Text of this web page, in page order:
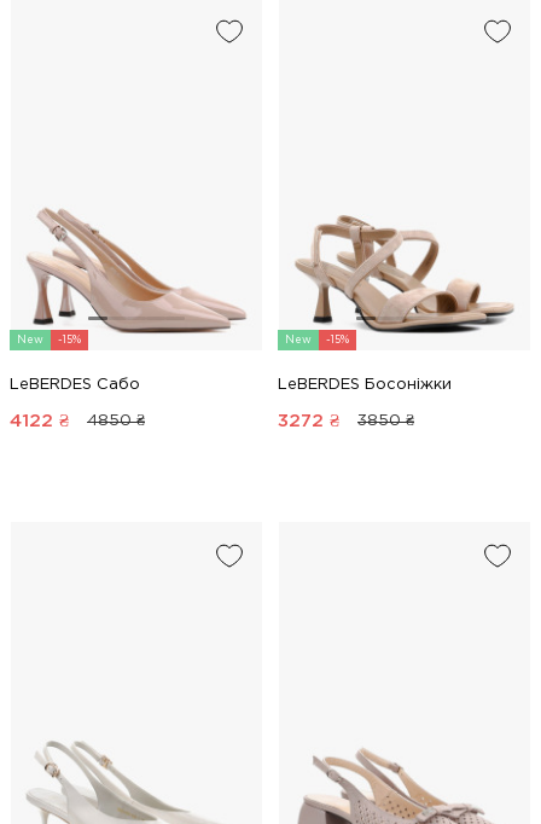
New -15%
LeBERDES Сабо
4122 ₴ 4850 ₴
New -15%
LeBERDES Босоніжки
3272 ₴ 3850 ₴